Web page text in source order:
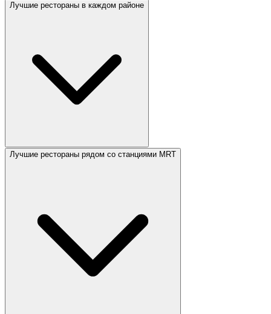
Лучшие рестораны в каждом районе
Лучшие рестораны рядом со станциями MRT